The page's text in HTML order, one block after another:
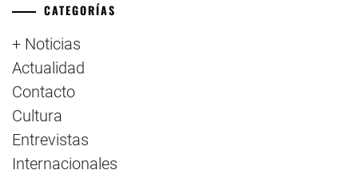
CATEGORÍAS
+ Noticias
Actualidad
Contacto
Cultura
Entrevistas
Internacionales